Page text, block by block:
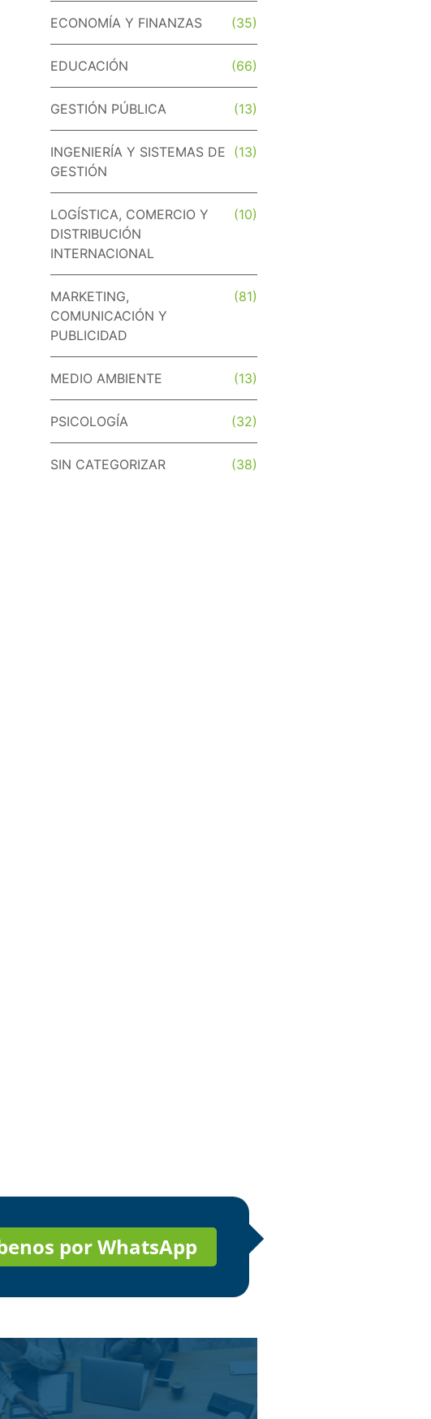
ECONOMÍA Y FINANZAS (35)
EDUCACIÓN (66)
GESTIÓN PÚBLICA (13)
INGENIERÍA Y SISTEMAS DE
GESTIÓN
(13)
LOGÍSTICA, COMERCIO Y
DISTRIBUCIÓN
INTERNACIONAL
(10)
MARKETING,
COMUNICACIÓN Y
PUBLICIDAD
(81)
MEDIO AMBIENTE (13)
PSICOLOGÍA (32)
SIN CATEGORIZAR (38)
por WhatsApp